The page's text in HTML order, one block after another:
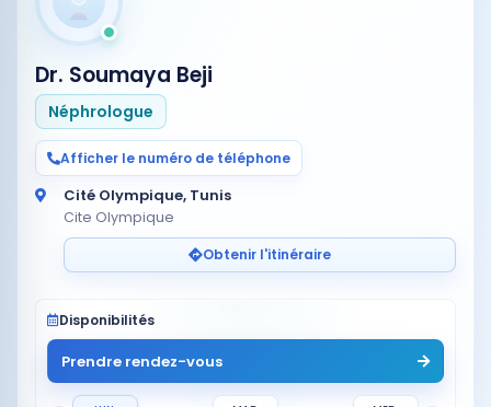
Dr. Soumaya Beji
Néphrologue
Afficher le numéro de téléphone
Cité Olympique, Tunis
Cite Olympique
Obtenir l'itinéraire
Disponibilités
Prendre rendez-vous